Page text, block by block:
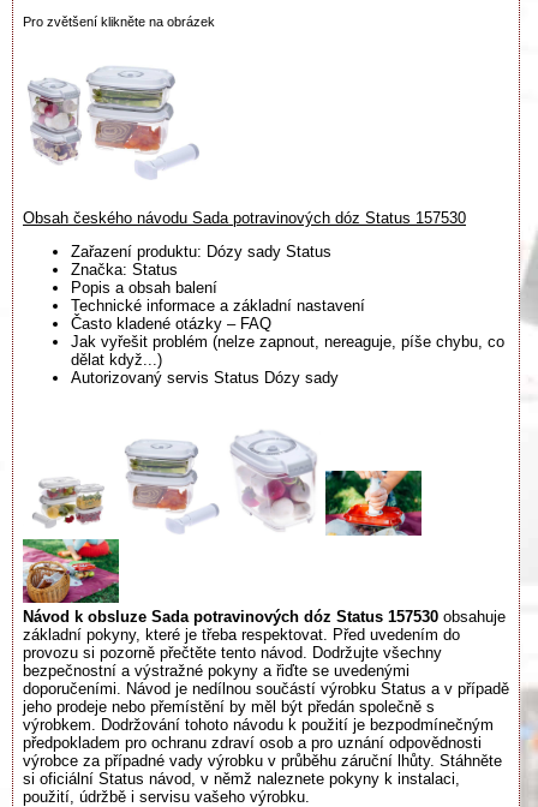
Pro zvětšení klikněte na obrázek
Obsah českého návodu Sada potravinových dóz Status 157530
Zařazení produktu: Dózy sady Status
Značka: Status
Popis a obsah balení
Technické informace a základní nastavení
Často kladené otázky – FAQ
Jak vyřešit problém (nelze zapnout, nereaguje, píše chybu, co
dělat když...)
Autorizovaný servis Status Dózy sady
Návod k obsluze Sada potravinových dóz Status 157530 obsahuje
základní pokyny, které je třeba respektovat. Před uvedením do
provozu si pozorně přečtěte tento návod. Dodržujte všechny
bezpečnostní a výstražné pokyny a řiďte se uvedenými
doporučeními. Návod je nedílnou součástí výrobku Status a v případě
jeho prodeje nebo přemístění by měl být předán společně s
výrobkem. Dodržování tohoto návodu k použití je bezpodmínečným
předpokladem pro ochranu zdraví osob a pro uznání odpovědnosti
výrobce za případné vady výrobku v průběhu záruční lhůty. Stáhněte
si oficiální Status návod, v němž naleznete pokyny k instalaci,
použití, údržbě i servisu vašeho výrobku.